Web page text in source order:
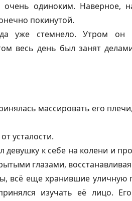
одиноким. Наверное,
покинутой.
уже стемнело. Утром он
весь день был занят
массировать его
усталости.
к себе на колени и
глазами,
всё еще хранившие уличную
изучать её лицо.